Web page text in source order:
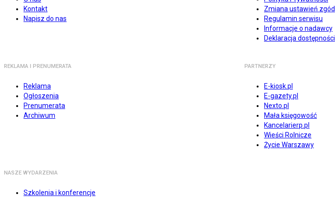
Kontakt
Napisz do nas
Zmiana ustawień zgód
Regulamin serwisu
Informacje o nadawcy
Deklaracja dostępności
REKLAMA I PRENUMERATA
Reklama
Ogłoszenia
Prenumerata
Archiwum
PARTNERZY
E-kiosk.pl
E-gazety.pl
Nexto.pl
Mała księgowość
Kancelarierp.pl
Wieści Rolnicze
Życie Warszawy
NASZE WYDARZENIA
Szkolenia i konferencje